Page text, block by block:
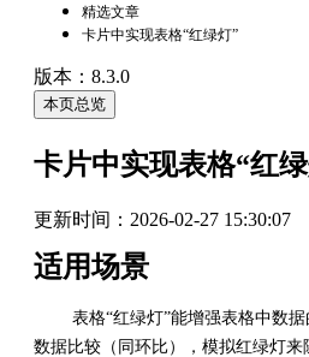
精选文章
卡片中实现表格“红绿灯”
版本：8.3.0
本页总览
卡片中实现表格“红
更新时间： 2026-02-27 15:30:07
适用场景
表格“红绿灯”能增强表格中数据
数据比较（同环比），模拟红绿灯来